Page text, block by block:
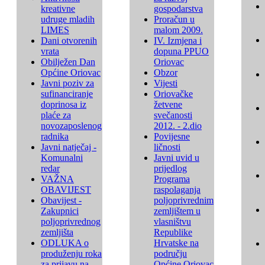
kreativne
udruge mladih
LIMES
Dani otvorenih
vrata
Obilježen Dan
Općine Oriovac
Javni poziv za
sufinanciranje
doprinosa iz
plaće za
novozaposlenog
radnika
Javni natječaj -
Komunalni
redar
VAŽNA
OBAVIJEST
Obavijest -
Zakupnici
poljoprivrednog
zemljišta
ODLUKA o
produženju roka
gospodarstva
Proračun u
malom 2009.
IV. Izmjena i
dopuna PPUO
Oriovac
Obzor
Vijesti
Oriovačke
žetvene
svečanosti
2012. - 2.dio
Povijesne
ličnosti
Javni uvid u
prijedlog
Programa
raspolaganja
poljoprivrednim
zemljištem u
vlasništvu
Republike
Hrvatske na
području